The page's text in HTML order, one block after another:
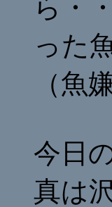
ら・
った
（魚
今日
真は